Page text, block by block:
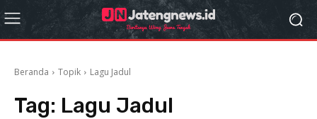
Beranda Topik Lagu Jadul
Tag: Lagu Jadul